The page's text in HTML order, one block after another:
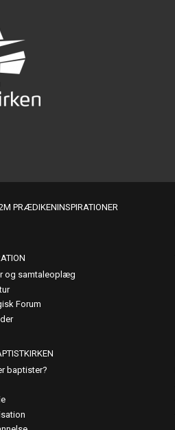
PRÆDIKENINSPIRATIONER
og samtaleoplæg
Forum
baptister?